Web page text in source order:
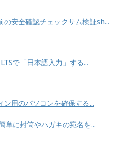
の安全確認チェックサム検証sh...
で「日本語入力」する...
用のパソコンを確保する...
に封筒やハガキの宛名を...